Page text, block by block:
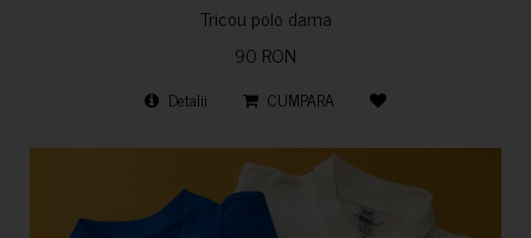
Tricou polo dama
90 RON
Detalii CUMPARA